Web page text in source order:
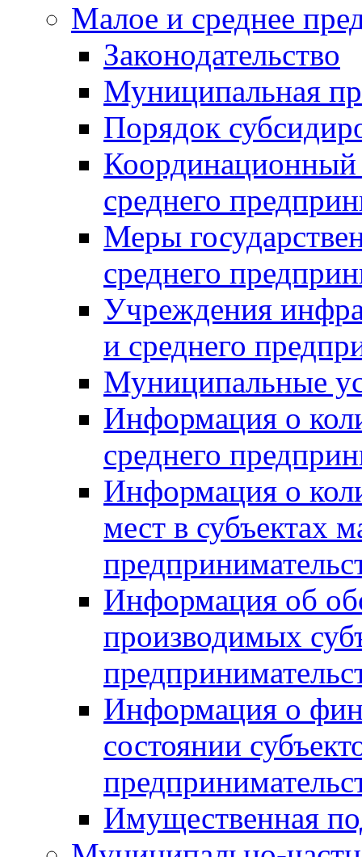
Малое и среднее
Законодательство
Муниципальная
Порядок
Координационный
среднего
Меры
среднего
Учреждения
и среднего
Муниципальные
Информация о
среднего
Информация о
мест в субъектах
Информация об
производимых
Информация о
состоянии
Имущественная